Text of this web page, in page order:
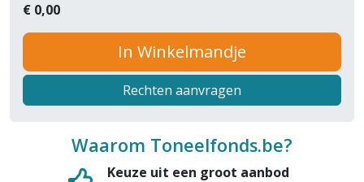
€ 0,00
In Winkelmandje
Rechten aanvragen
Waarom Toneelfonds.be?
Keuze uit een groot aanbod